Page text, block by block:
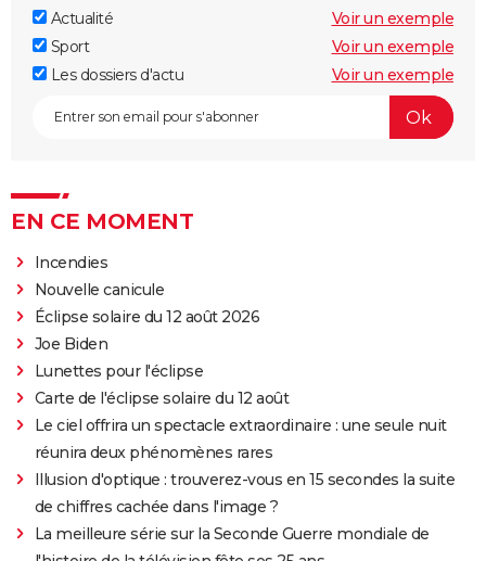
Actualité
Voir un exemple
Sport
Voir un exemple
Les dossiers d'actu
Voir un exemple
EN CE MOMENT
Incendies
Nouvelle canicule
Éclipse solaire du 12 août 2026
Joe Biden
Lunettes pour l'éclipse
Carte de l'éclipse solaire du 12 août
Le ciel offrira un spectacle extraordinaire : une seule nuit
réunira deux phénomènes rares
Illusion d'optique : trouverez-vous en 15 secondes la suite
de chiffres cachée dans l'image ?
La meilleure série sur la Seconde Guerre mondiale de